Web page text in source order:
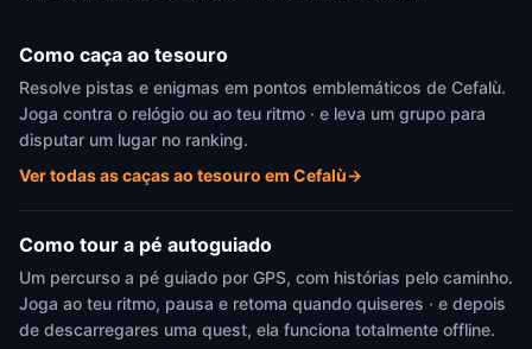
Como caça ao tesouro
Resolve pistas e enigmas em pontos emblemáticos de Cefalù.
Joga contra o relógio ou ao teu ritmo · e leva um grupo para
disputar um lugar no ranking.
Ver todas as caças ao tesouro em Cefalù→
Como tour a pé autoguiado
Um percurso a pé guiado por GPS, com histórias pelo caminho.
Joga ao teu ritmo, pausa e retoma quando quiseres · e depois
de descarregares uma quest, ela funciona totalmente offline.